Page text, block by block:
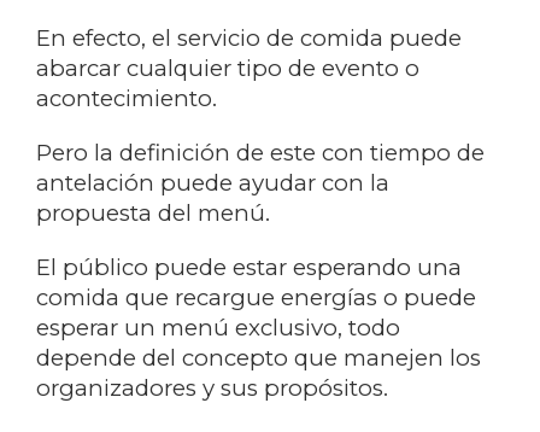
En efecto, el servicio de comida puede
abarcar cualquier tipo de evento o
acontecimiento.
Pero la definición de este con tiempo de
antelación puede ayudar con la
propuesta del menú.
El público puede estar esperando una
comida que recargue energías o puede
esperar un menú exclusivo, todo
depende del concepto que manejen los
organizadores y sus propósitos.